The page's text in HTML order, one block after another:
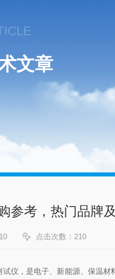
文章
参考，热门品牌
点击次数：210
，是电子、新能源、保温材